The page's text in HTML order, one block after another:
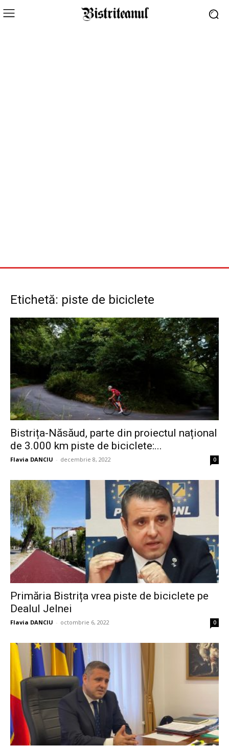
Etichetă: piste de biciclete
Bistrița-Năsăud, parte din proiectul național
de 3.000 km piste de biciclete:...
Flavia DANCIU - decembrie 8, 2022 0
Primăria Bistrița vrea piste de biciclete pe
Dealul Jelnei
Flavia DANCIU - octombrie 6, 2022 0